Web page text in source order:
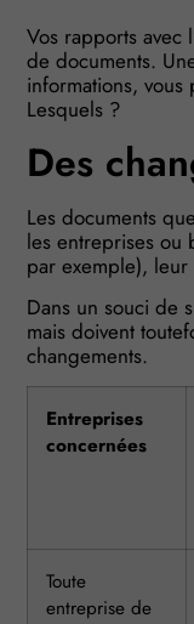
Vos rapports avec
de documents.
informations, vous
Lesquels ?
Des
Les documents
les entreprises ou
par exemple), leur
Dans un souci de
mais doivent
changements.
Entreprises
concernées
Toute
entreprise de